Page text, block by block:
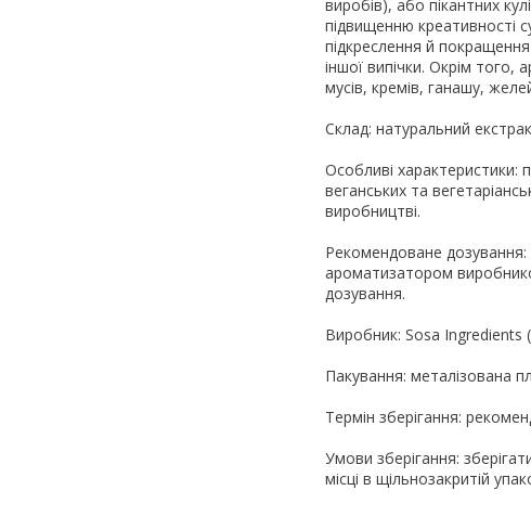
виробів), або пікантних
підвищенню креативності
підкреслення й
іншої випічки. Окрім
мусів, кремів, ганашу,
Склад: натуральний
Особливі характеристики:
веганських та
виробництві.
Рекомендоване дозування:
ароматизатором
дозування.
Виробник: Sosa Ingredients
Пакування: металізована
Термін зберігання:
Умови зберігання:
місці в щільнозакритій